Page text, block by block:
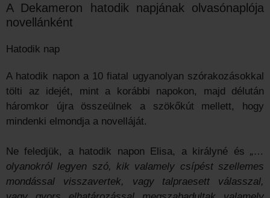
A Dekameron hatodik napjának olvasónaplója
novellánként
Hatodik nap
A hatodik napon a 10 fiatal ugyanolyan szórakozásokkal
tölti az idejét, mint a korábbi napokon, majd délután
háromkor újra összeülnek a szökőkút mellett, hogy
mindenki elmondja a novelláját.
Ne feledjük, a hatodik napon Elisa, a királyné és „…
olyanokról legyen szó, kik valamely csípést szellemes
mondással vissza­vertek, vagy talpraesett válasszal,